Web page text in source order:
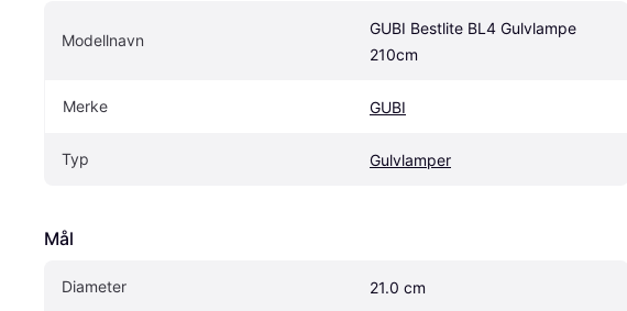
Modellnavn
GUBI Bestlite BL4 Gulvlampe
210cm
Merke GUBI
Typ Gulvlamper
Mål
Diameter 21.0 cm